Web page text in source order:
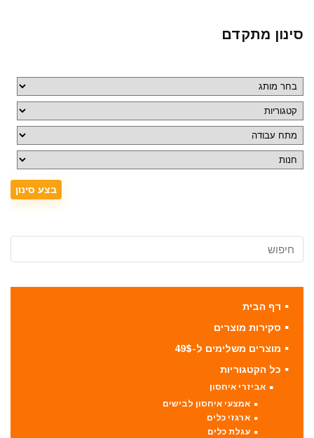
סינון מתקדם
דף הבית
סקירות מוצרים
מוצרים משלימים ל-49$
כל הקטגוריות
אביזרי איחסון
אמצעי איחסון לבישים
ארגזי כלים
עגלת כלים